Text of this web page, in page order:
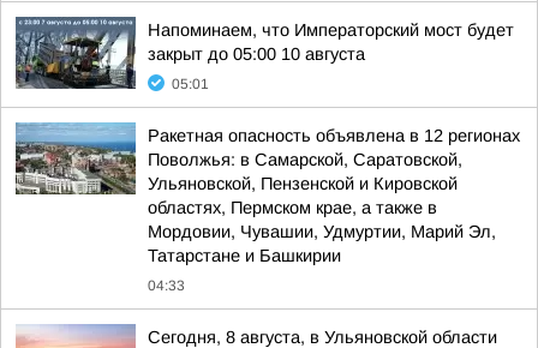
Напоминаем, что Императорский мост будет
закрыт до 05:00 10 августа
05:01
Ракетная опасность объявлена в 12 регионах
Поволжья: в Самарской, Саратовской,
Ульяновской, Пензенской и Кировской
областях, Пермском крае, а также в
Мордовии, Чувашии, Удмуртии, Марий Эл,
Татарстане и Башкирии
04:33
Сегодня, 8 августа, в Ульяновской области